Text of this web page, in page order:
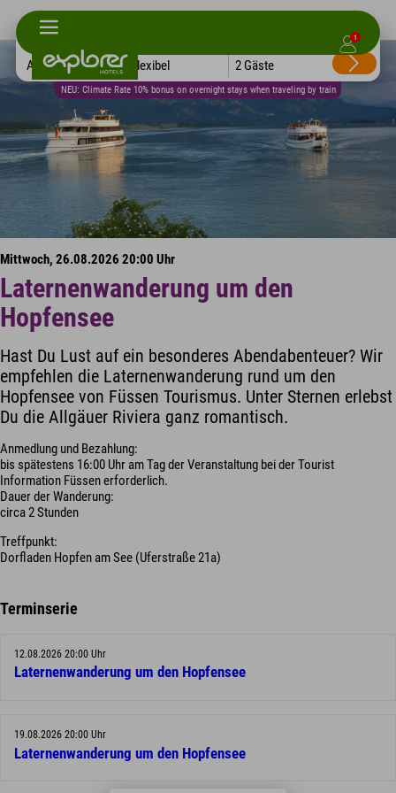
1
NEU: Climate Rate 10% bonus on overnight stays when traveling by train
Alle Hotels Flexibel 2 Gäste
Mittwoch, 26.08.2026 20:00 Uhr
Laternenwanderung um den
Hopfensee
Hast Du Lust auf ein besonderes Abendabenteuer? Wir
empfehlen die Laternenwanderung rund um den
Hopfensee von Füssen Tourismus. Unter Sternen erlebst
Du die Allgäuer Riviera ganz romantisch.
Anmedlung und Bezahlung:
bis spätestens 16:00 Uhr am Tag der Veranstaltung bei der Tourist
Information Füssen erforderlich.
Dauer der Wanderung:
circa 2 Stunden
Treffpunkt:
Dorfladen Hopfen am See (Uferstraße 21a)
Terminserie
12.08.2026 20:00 Uhr
Laternenwanderung um den Hopfensee
19.08.2026 20:00 Uhr
Laternenwanderung um den Hopfensee